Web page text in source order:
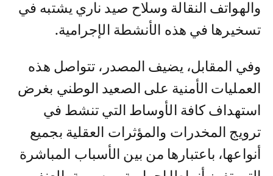
والهواتف النقالة وسلاح صيد ناري يشتبه في
تسخيرها في هذه الأنشطة الإجرامية.
وفي المقابل، يضيف المصدر، تتواصل هذه
العمليات الأمنية على الصعيد الوطني بغرض
استهداف كافة الأوساط التي تنشط في
ترويج المخدرات والمؤثرات العقلية بجميع
أنواعها، باعتبارها من بين الأسباب المباشرة